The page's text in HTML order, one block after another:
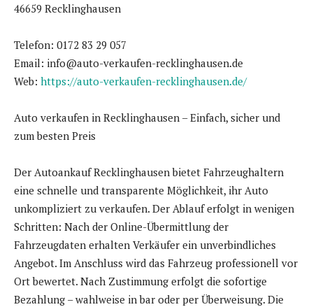
46659 Recklinghausen
Telefon: 0172 83 29 057
Email: info@auto-verkaufen-recklinghausen.de
Web: https://auto-verkaufen-recklinghausen.de/
Auto verkaufen in Recklinghausen – Einfach, sicher und
zum besten Preis
Der Autoankauf Recklinghausen bietet Fahrzeughaltern
eine schnelle und transparente Möglichkeit, ihr Auto
unkompliziert zu verkaufen. Der Ablauf erfolgt in wenigen
Schritten: Nach der Online-Übermittlung der
Fahrzeugdaten erhalten Verkäufer ein unverbindliches
Angebot. Im Anschluss wird das Fahrzeug professionell vor
Ort bewertet. Nach Zustimmung erfolgt die sofortige
Bezahlung – wahlweise in bar oder per Überweisung. Die